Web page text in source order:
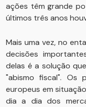
ações têm grande
últimos três anos
Mais uma vez, no
decisões
delas é a solução
"abismo fiscal". Os
europeus em
dia a dia dos